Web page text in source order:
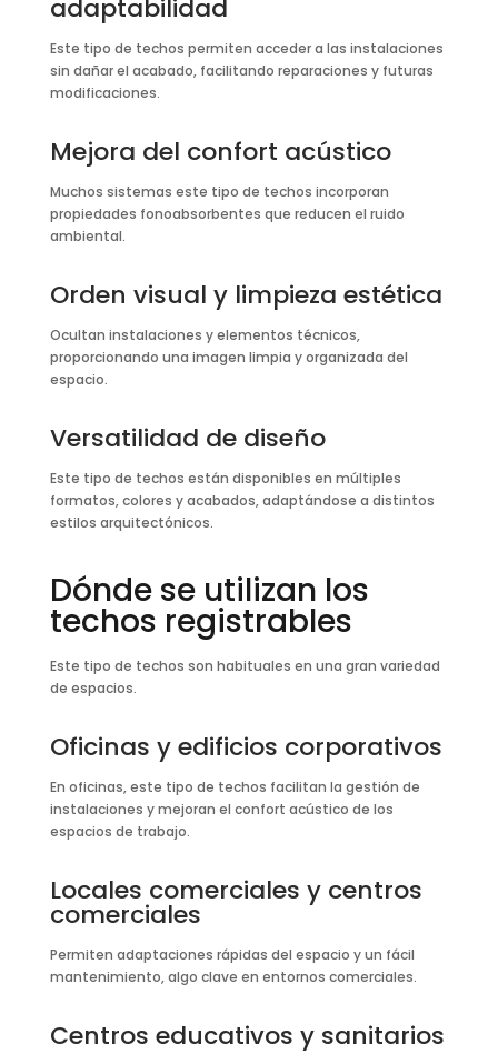
adaptabilidad
Este tipo de techos permiten acceder a las instalaciones
sin dañar el acabado, facilitando reparaciones y futuras
modificaciones.
Mejora del confort acústico
Muchos sistemas este tipo de techos incorporan
propiedades fonoabsorbentes que reducen el ruido
ambiental.
Orden visual y limpieza estética
Ocultan instalaciones y elementos técnicos,
proporcionando una imagen limpia y organizada del
espacio.
Versatilidad de diseño
Este tipo de techos están disponibles en múltiples
formatos, colores y acabados, adaptándose a distintos
estilos arquitectónicos.
Dónde se utilizan los
techos registrables
Este tipo de techos son habituales en una gran variedad
de espacios.
Oficinas y edificios corporativos
En oficinas, este tipo de techos facilitan la gestión de
instalaciones y mejoran el confort acústico de los
espacios de trabajo.
Locales comerciales y centros
comerciales
Permiten adaptaciones rápidas del espacio y un fácil
mantenimiento, algo clave en entornos comerciales.
Centros educativos y sanitarios